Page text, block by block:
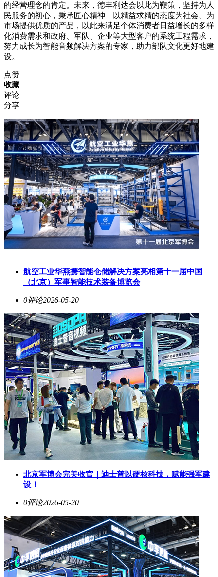
的经营理念的肯定。未来，德丰利达会以此为鞭策，坚持为人
民服务的初心，秉承匠心精神，以精益求精的态度为社会、为
市场提供优质的产品，以此来满足个体消费者日益增长的多样
化消费需求和政府、军队、企业等大型客户的系统工程需求，
努力成长为智能音频解决方案的专家，助力部队文化更好地建
设。
点赞
收藏
评论
分享
航空工业华燕携智能仓储解决方案亮相第十一届中国
（北京）军事智能技术装备博览会
0评论2026-05-20
北京军博会完美收官｜迪士普以硬核科技，赋能强军建
设！
0评论2026-05-20